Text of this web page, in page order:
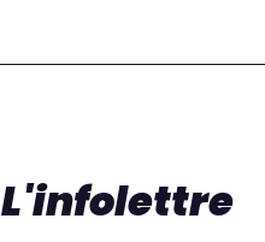
L'infolettre